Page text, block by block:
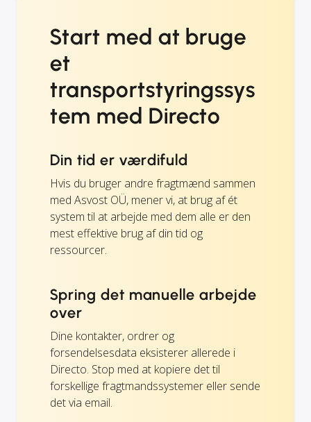
Start med at bruge
et
transportstyringssys
tem med Directo
Din tid er værdifuld
Hvis du bruger andre fragtmænd sammen
med Asvost OÜ, mener vi, at brug af ét
system til at arbejde med dem alle er den
mest effektive brug af din tid og
ressourcer.
Spring det manuelle arbejde
over
Dine kontakter, ordrer og
forsendelsesdata eksisterer allerede i
Directo. Stop med at kopiere det til
forskellige fragtmandssystemer eller sende
det via email.